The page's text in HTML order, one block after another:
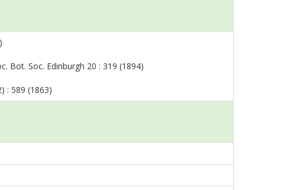
Bot. Soc. Edinburgh 20 : 319 (1894)
: 589 (1863)